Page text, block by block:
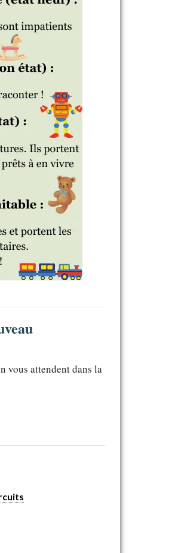
vous attendent dans la